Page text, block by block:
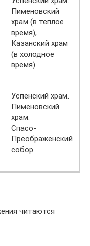
Пименовский
храм (в теплое
время),
Казанский храм
(в холодное
время)
Успенский храм.
Пименовский
храм.
Спасо-
Преображенский
собор
читаются